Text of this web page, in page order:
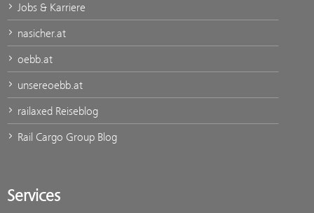
Jobs & Karriere
nasicher.at
oebb.at
unsereoebb.at
railaxed Reiseblog
Rail Cargo Group Blog
Services